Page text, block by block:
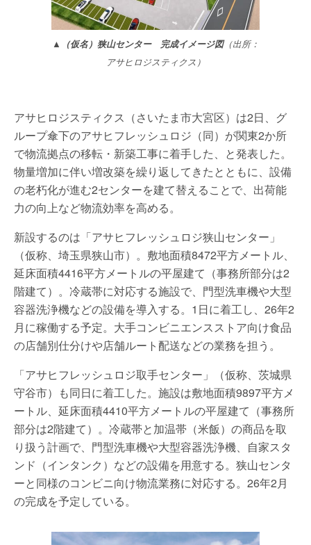
▲（仮名）狭山センター 完成イメージ図（出所：
アサヒロジスティクス）
アサヒロジスティクス（さいたま市大宮区）は2日、グ
ループ傘下のアサヒフレッシュロジ（同）が関東2か所
で物流拠点の移転・新築工事に着手した、と発表した。
物量増加に伴い増改築を繰り返してきたとともに、設備
の老朽化が進む2センターを建て替えることで、出荷能
力の向上など物流効率を高める。
新設するのは「アサヒフレッシュロジ狭山センター」
（仮称、埼玉県狭山市）。敷地面積8472平方メートル、
延床面積4416平方メートルの平屋建て（事務所部分は2
階建て）。冷蔵帯に対応する施設で、門型洗車機や大型
容器洗浄機などの設備を導入する。1日に着工し、26年2
月に稼働する予定。大手コンビニエンスストア向け食品
の店舗別仕分けや店舗ルート配送などの業務を担う。
「アサヒフレッシュロジ取手センター」（仮称、茨城県
守谷市）も同日に着工した。施設は敷地面積9897平方メ
ートル、延床面積4410平方メートルの平屋建て（事務所
部分は2階建て）。冷蔵帯と加温帯（米飯）の商品を取
り扱う計画で、門型洗車機や大型容器洗浄機、自家スタ
ンド（インタンク）などの設備を用意する。狭山センタ
ーと同様のコンビニ向け物流業務に対応する。26年2月
の完成を予定している。